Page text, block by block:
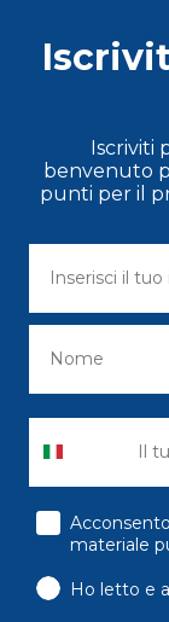
Iscriviti
benvenuto
punti per il
consenso
materiale
Ho letto e